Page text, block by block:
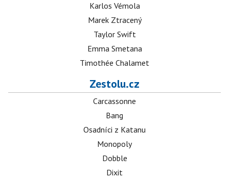
Karlos Vémola
Marek Ztracený
Taylor Swift
Emma Smetana
Timothée Chalamet
Zestolu.cz
Carcassonne
Bang
Osadníci z Katanu
Monopoly
Dobble
Dixit